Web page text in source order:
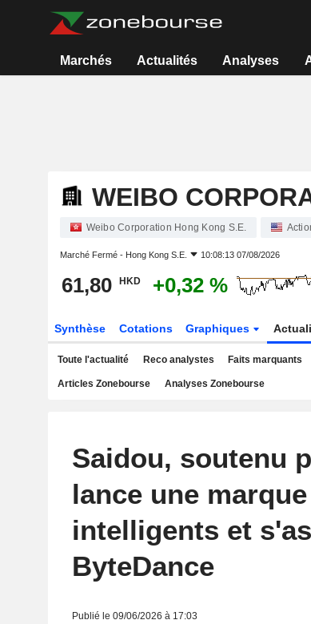
Marchés Actualités Analyses
WEIBO
Weibo Corporation Hong Kong S.E.
Marché Fermé - Hong Kong S.E. 10:08:13 07/08/2026
61,80 HKD +0,32 %
Synthèse Cotations Graphiques
Toute l'actualité Reco analystes Faits marquants
Articles Zonebourse Analyses Zonebourse
Saidou, soutenu
lance une
intelligents et
ByteDance
Publié le 09/06/2026 à 17:03